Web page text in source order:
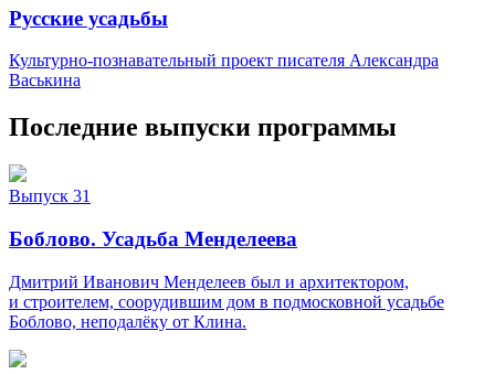
Русские усадьбы
Культурно-познавательный проект писателя Александра
Васькина
Последние выпуски программы
Выпуск 31
Боблово. Усадьба Менделеева
Дмитрий Иванович Менделеев был и архитектором,
и строителем, соорудившим дом в подмосковной усадьбе
Боблово, неподалёку от Клина.